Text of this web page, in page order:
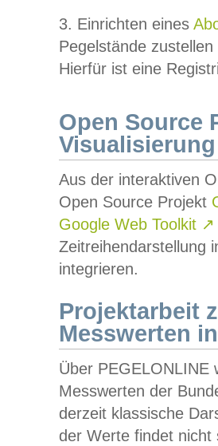
3. Einrichten eines
Pegelstände
Hierfür ist eine
Open Source
Visualisierung
Aus der interaktiven
Open Source Projekt
Google Web Toolkit ↗
Zeitreihendarstellung
integrieren.
Projektarbeit
Messwerten
Über PEGELONLINE
Messwerten der
derzeit klassische
der Werte findet